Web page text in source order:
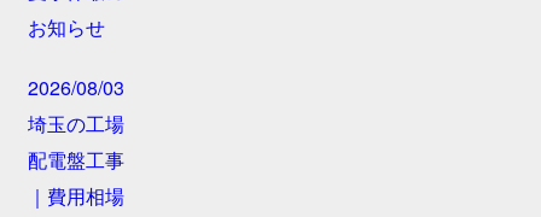
お知らせ
2026/08/03
埼玉の工場
配電盤工事
｜費用相場